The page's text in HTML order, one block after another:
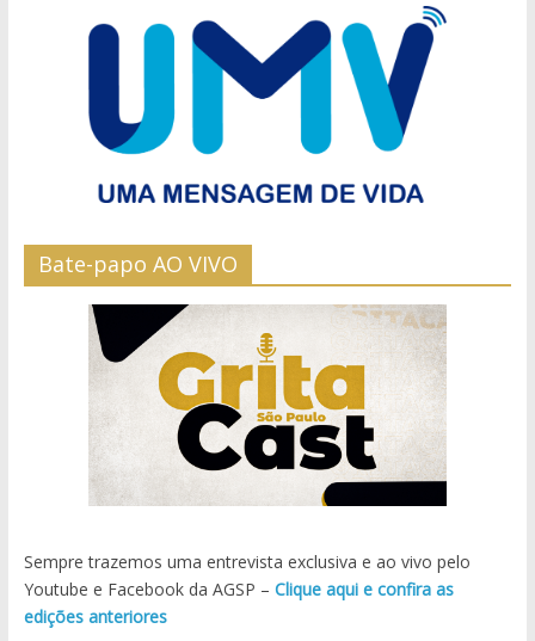
Bate-papo AO VIVO
Sempre trazemos uma entrevista exclusiva e ao vivo pelo
Youtube e Facebook da AGSP – Clique aqui e confira as
edições anteriores